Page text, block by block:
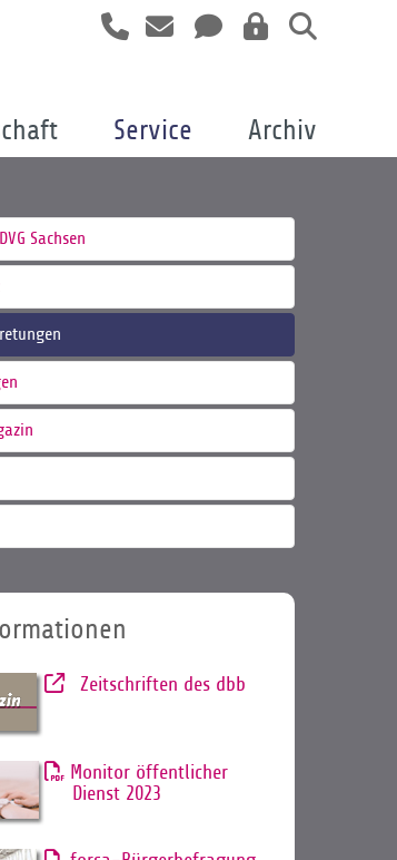
Service Archiv
Sachsen
Zeitschriften des dbb
Monitor öffentlicher
Dienst 2023